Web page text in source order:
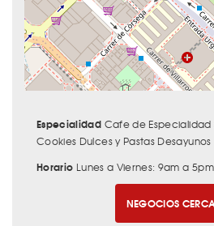
Especialidad Cafe de Especialidad
Cookies Dulces y Pastas Desayunos
Horario Lunes a Viernes: 9am a 5pm
NEGOCIOS